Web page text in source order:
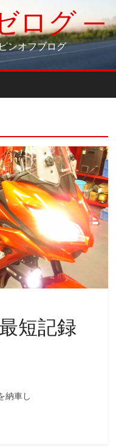
ログ ─
ンオフブログ
短記録
納車し